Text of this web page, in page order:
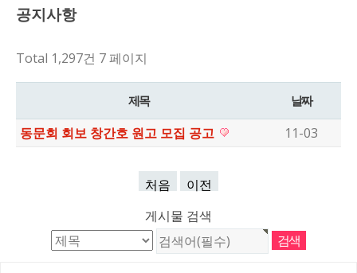
공지사항
Total 1,297건 7 페이지
제목 날짜
동문회 회보 창간호 원고 모집 공고 11-03
처음
이전
게시물 검색